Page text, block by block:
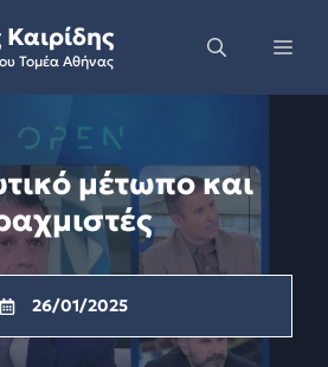
Τομέα Αθήνας
μέτωπο και
26/01/2025